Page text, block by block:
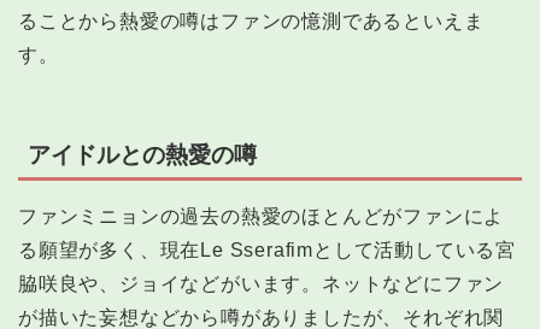
ることから熱愛の噂はファンの憶測であるといえま
す。
アイドルとの熱愛の噂
ファンミニョンの過去の熱愛のほとんどがファンによ
る願望が多く、現在Le Sserafimとして活動している宮
脇咲良や、ジョイなどがいます。ネットなどにファン
が描いた妄想などから噂がありましたが、それぞれ関